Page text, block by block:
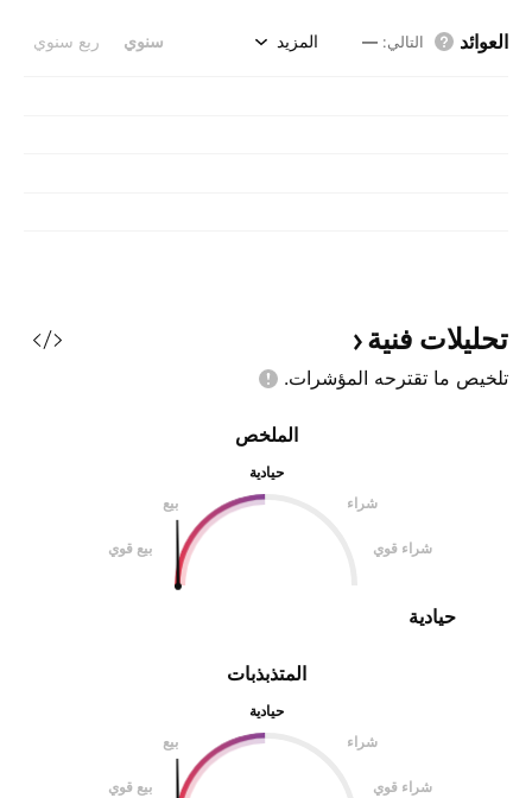
العوائد التالي:
— سنوي ربع سنوي المزيد
تحليلات فنية
تلخيص ما تقترحه المؤشرات.
المتذبذبات
حيادية
بيع
شراء
بيع قوي شراء قوي
الملخص
حيادية
بيع
شراء
بيع قوي شراء قوي
حيادية